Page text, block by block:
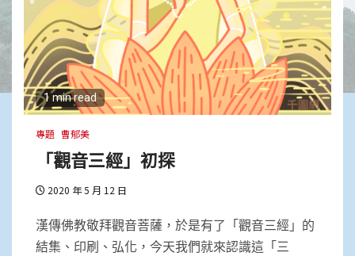
1 min read
專題 曹郁美
「觀音三經」初探
2020 年 5 月 12 日
漢傳佛教敬拜觀音菩薩，於是有了「觀音三經」的
結集、印刷、弘化，今天我們就來認識這「三